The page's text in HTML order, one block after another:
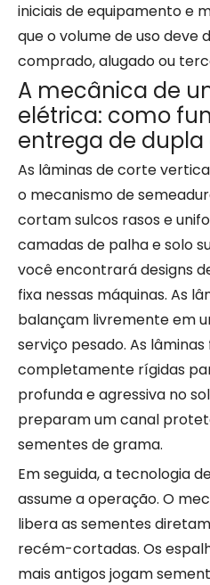
iniciais de equipamento e
que o volume de uso deve
comprado, alugado ou
A mecânica de
elétrica: como
entrega de
As lâminas de corte
o mecanismo de
cortam sulcos rasos e
camadas de palha e solo
você encontrará designs
fixa nessas máquinas. As
balançam livremente em
serviço pesado. As
completamente rígidas
profunda e agressiva no
preparam um canal
sementes de grama.
Em seguida, a tecnologia
assume a operação. O
libera as sementes
recém-cortadas. Os
mais antigos jogam